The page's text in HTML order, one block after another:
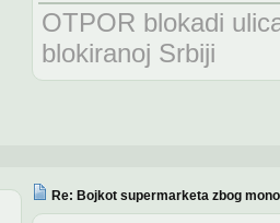
OTPOR blokadi
blokiranoj Srbiji
Re: Bojkot supermarketa zbog